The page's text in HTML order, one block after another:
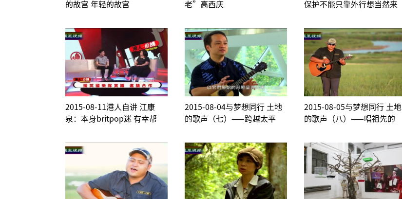
的故宫 年轻的故宫
老”高西庆
保护不能只靠外行想当然来
2015-08-11港人自讲 江康
泉：本身britpop迷 有幸帮
2015-08-04与梦想同行 土地
的歌声（七）——跨越太平
2015-08-05与梦想同行 土地
的歌声（八）——唱祖先的